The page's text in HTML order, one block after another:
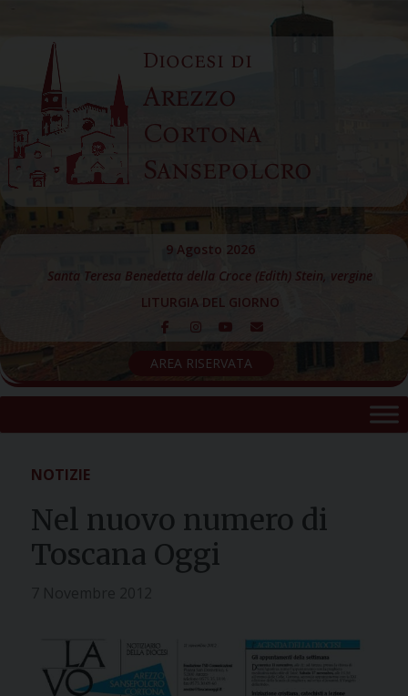
content
Diocesi di
Arezzo
Cortona
Sansepolcro
9 Agosto 2026
Santa Teresa Benedetta della Croce (Edith) Stein, vergine
LITURGIA DEL GIORNO
AREA RISERVATA
NOTIZIE
Nel nuovo numero di
Toscana Oggi